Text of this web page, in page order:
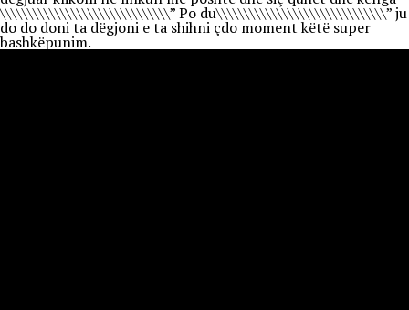
\\\\\\\\\\\\\\\\\\\\\\\\\\\\\\\” Po du\\\\\\\\\\\\\\\\\\\\\\\\\\\\\\\” ju
do do doni ta dëgjoni e ta shihni çdo moment këtë super
bashkëpunim.